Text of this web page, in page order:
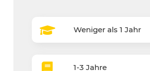
Weniger als 1 Jahr
1-3 Jahre